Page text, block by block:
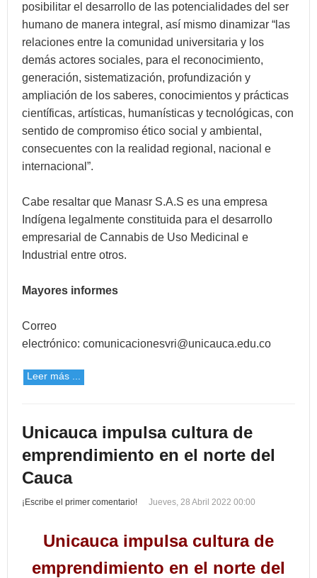
posibilitar el desarrollo de las potencialidades del ser
humano de manera integral, así mismo dinamizar “las
relaciones entre la comunidad universitaria y los
demás actores sociales, para el reconocimiento,
generación, sistematización, profundización y
ampliación de los saberes, conocimientos y prácticas
científicas, artísticas, humanísticas y tecnológicas, con
sentido de compromiso ético social y ambiental,
consecuentes con la realidad regional, nacional e
internacional”.
Cabe resaltar que Manasr S.A.S es una empresa
Indígena legalmente constituida para el desarrollo
empresarial de Cannabis de Uso Medicinal e
Industrial entre otros.
Mayores informes
Correo
electrónico: comunicacionesvri@unicauca.edu.co
Leer más ...
Unicauca impulsa cultura de
emprendimiento en el norte del
Cauca
¡Escribe el primer comentario! Jueves, 28 Abril 2022 00:00
Unicauca impulsa cultura de
emprendimiento en el norte del